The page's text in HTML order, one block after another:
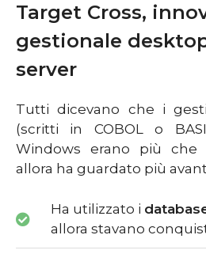
Target Cross,
gestionale
server
Tutti dicevano che i
(scritti in COBOL o
Windows erano più che
allora ha guardato più
Ha utilizzato i
allora stavano